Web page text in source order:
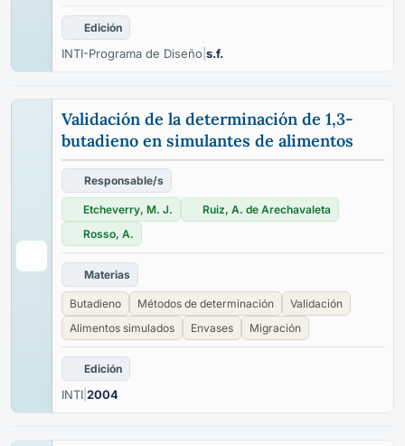
Edición
INTI-Programa de Diseño s.f.
Validación de la determinación de 1,3-
butadieno en simulantes de alimentos
Responsable/s
Etcheverry, M. J.
Ruiz, A. de Arechavaleta
Rosso, A.
Materias
Butadieno Métodos de determinación
Validación
Alimentos simulados
Envases Migración
Edición
INTI 2004